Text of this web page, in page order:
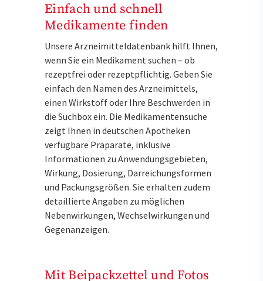
Einfach und schnell
Medikamente finden
Unsere Arzneimitteldatenbank hilft Ihnen,
wenn Sie ein Medikament suchen – ob
rezeptfrei oder rezeptpflichtig. Geben Sie
einfach den Namen des Arzneimittels,
einen Wirkstoff oder Ihre Beschwerden in
die Suchbox ein. Die Medikamentensuche
zeigt Ihnen in deutschen Apotheken
verfügbare Präparate, inklusive
Informationen zu Anwendungsgebieten,
Wirkung, Dosierung, Darreichungsformen
und Packungsgrößen. Sie erhalten zudem
detaillierte Angaben zu möglichen
Nebenwirkungen, Wechselwirkungen und
Gegenanzeigen.
Mit Beipackzettel und Fotos